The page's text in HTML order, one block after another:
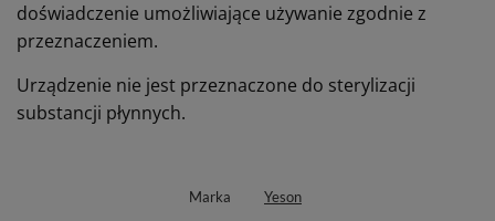
doświadczenie umożliwiające używanie zgodnie z
przeznaczeniem.
Urządzenie nie jest przeznaczone do sterylizacji
substancji płynnych.
Marka Yeson